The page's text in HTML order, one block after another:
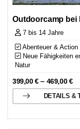
Outdoorcamp bei
7 bis 14 Jahre
Abenteuer &
Neue Fähigkeiten
Natur
399,00€– 469,00€
DETAILS &